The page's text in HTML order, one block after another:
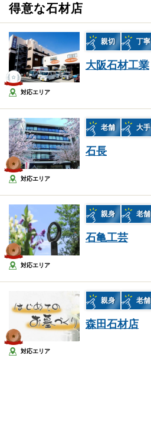
得意な石材店
親切 丁寧
大阪石材工業
対応エリア
老舗 大手
石長
対応エリア
親身 老舗
石亀工芸
対応エリア
親身 老舗
森田石材店
対応エリア